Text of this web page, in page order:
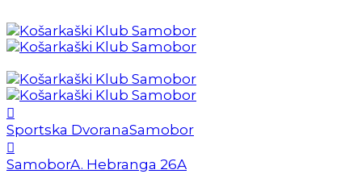
Sportska DvoranaSamobor
SamoborA. Hebranga 26A